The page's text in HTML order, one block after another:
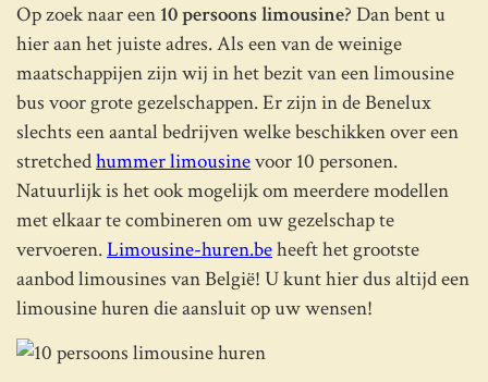
Op zoek naar een 10 persoons limousine? Dan bent u
hier aan het juiste adres. Als een van de weinige
maatschappijen zijn wij in het bezit van een limousine
bus voor grote gezelschappen. Er zijn in de Benelux
slechts een aantal bedrijven welke beschikken over een
stretchedhummer limousinevoor 10 personen.
Natuurlijk is het ook mogelijk om meerdere modellen
met elkaar te combineren om uw gezelschap te
vervoeren.Limousine-huren.beheeft het grootste
aanbod limousines van België! U kunt hier dus altijd een
limousine huren die aansluit op uw wensen!